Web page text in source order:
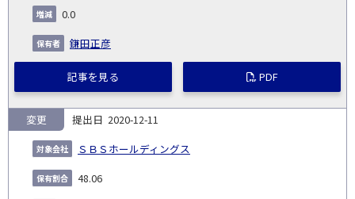
0.0
鎌田正彦
記事を見る PDF
2020-12-11
ＳＢＳホールディングス
変更
48.06